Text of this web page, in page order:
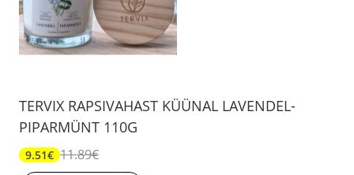
TERVIX RAPSIVAHAST KÜÜNAL LAVENDEL-
PIPARMÜNT 110G
9.51€ 11.89€